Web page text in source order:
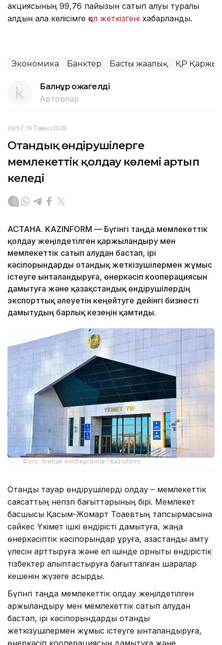
акциясының 99,76 пайызын сатып алуы туралы
алдын ала келісімге қол жеткізгені хабарланды.
Экономика Банктер Басты жаңалық ҚР Қаржы
Балнұр Қожагелді
Авторлар
09:57, 10 Тамыз 2026
Отандық өндірушілерге
мемлекеттік қолдау көлемі артып
келеді
АСТАНА. KAZINFORM — Бүгінгі таңда мемлекеттік
қолдау жеңілдетілген қаржыландыру мен
мемлекеттік сатып алудан бастап, ірі
кәсіпорындарды отандық жеткізушілермен жұмыс
істеуге ынталандыруға, өнеркәсіп кооперациясын
дамытуға және қазақстандық өндірушілердің
экспорттық әлеуетін кеңейтуге дейінгі бизнесті
дамытудың барлық кезеңін қамтиды.
Фото: Агибай Аяпбергенов / Kazinform
Отандық тауар өндірушілерді қолдау – мемлекеттік
саясаттың негізгі бағыттарының бірі. Мемлекет
басшысы Қасым-Жомарт Тоқаевтың тапсырмасына
сәйкес Үкімет ішкі өндірісті дамытуға, жаңа
өнеркәсіптік кәсіпорындар құруға, қазақстандық қамту
үлесін арттыруға және ел ішінде орнықты өндірістік
тізбектер қалыптастыруға бағытталған шаралар
кешенін жүзеге асырды.
Бүгінгі таңда мемлекеттік қолдау жеңілдетілген
қаржыландыру мен мемлекеттік сатып алудан
бастап, ірі кәсіпорындарды отандық
жеткізушілермен жұмыс істеуге ынталандыруға,